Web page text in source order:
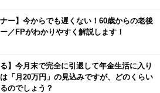
ナー】今からでも遅くない！60歳からの老後
／FPがわかりやすく解説します！
る】今月末で完全に引退して年金生活に入り
「月20万円」の見込みですが、どのくらい
のでしょう？